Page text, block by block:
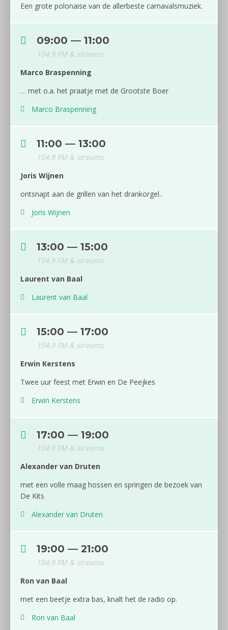
Een grote polonaise van de allerbeste carnavalsmuziek.
09:00 — 11:00
104.9 FM & streams
Marco Braspenning
… met o.a. het praatje met de Grootste Boer
Marco Braspenning
11:00 — 13:00
104.9 FM & streams
Joris Wijnen
ontsnapt aan de grillen van het drankorgel..
Joris Wijnen
13:00 — 15:00
104.9 FM & streams
Laurent van Baal
Laurent van Baal
15:00 — 17:00
104.9 FM & streams
Erwin Kerstens
Twee uur feest met Erwin en De Peejkes
Erwin Kerstens
17:00 — 19:00
104.9 FM & streams
Alexander van Druten
met een volle maag hossen en springen de bezoek van
De Kits
Alexander van Druten
19:00 — 21:00
104.9 FM & streams
Ron van Baal
met een beetje extra bas, knalt het de radio op.
Ron van Baal